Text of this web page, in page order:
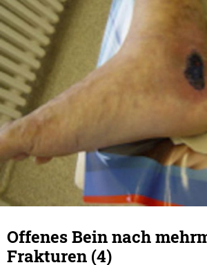
Offenes Bein nach
Frakturen (4)